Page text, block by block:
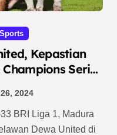
Sports
Kepastian
Series
2024
Dewa United di